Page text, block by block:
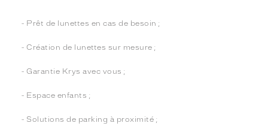
- Prêt de lunettes en cas de besoin ;
- Création de lunettes sur mesure ;
- Garantie Krys avec vous ;
- Espace enfants ;
- Solutions de parking à proximité ;